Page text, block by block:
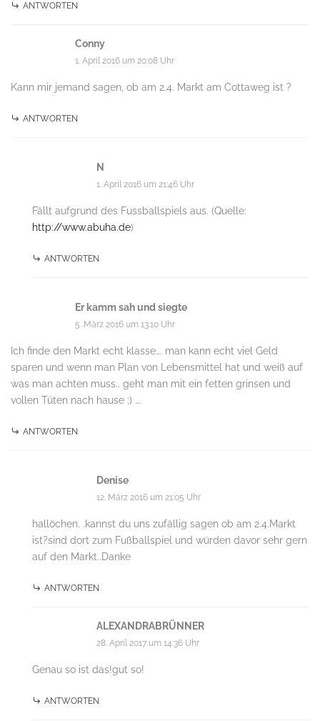
ANTWORTEN
Conny
1. April 2016 um 20:08 Uhr
Kann mir jemand sagen, ob am 2.4. Markt am Cottaweg ist ?
ANTWORTEN
N
1. April 2016 um 21:46 Uhr
Fällt aufgrund des Fussballspiels aus. (Quelle:
http://www.abuha.de)
ANTWORTEN
Er kamm sah und siegte
5. März 2016 um 13:10 Uhr
Ich finde den Markt echt klasse…. man kann echt viel Geld
sparen und wenn man Plan von Lebensmittel hat und weiß auf
was man achten muss.. geht man mit ein fetten grinsen und
vollen Tüten nach hause ;) ….
ANTWORTEN
Denise
12. März 2016 um 21:05 Uhr
hallöchen. .kannst du uns zufällig sagen ob am 2.4.Markt
ist?sind dort zum Fußballspiel und würden davor sehr gern
auf den Markt..Danke
ANTWORTEN
ALEXANDRABRÜNNER
28. April 2017 um 14:36 Uhr
Genau so ist das!gut so!
ANTWORTEN